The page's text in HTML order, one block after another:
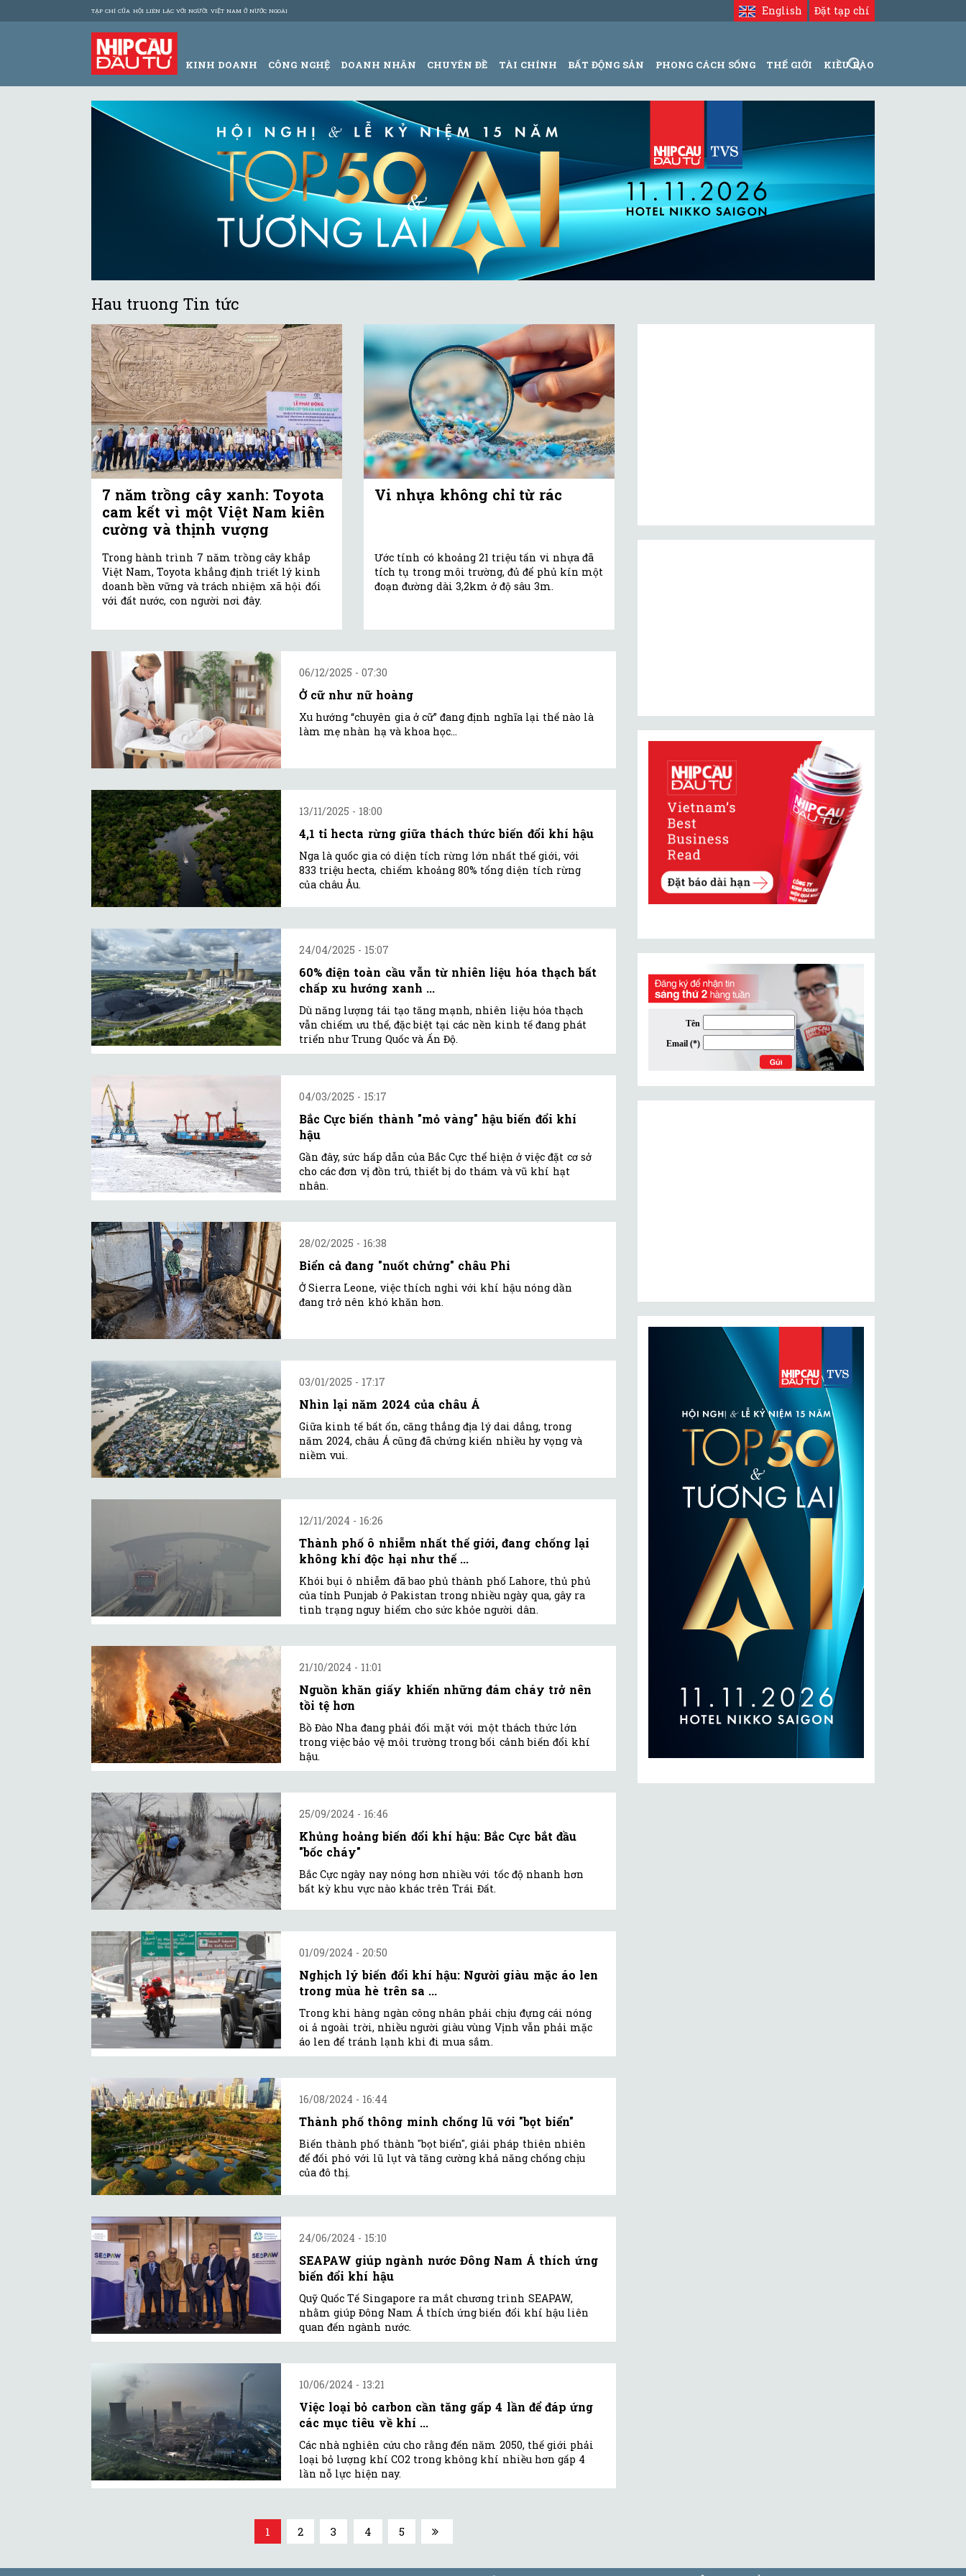
TẠP CHÍ CỦA HỘI LIÊN LẠC VỚI NGƯỜI VIỆT NAM Ở NƯỚC NGOÀI Đặt tạp chí
English
KINH DOANH CÔNG NGHỆ DOANH NHÂN CHUYÊN ĐỀ TÀI CHÍNH BẤT ĐỘNG SẢN PHONG CÁCH SỐNG THẾ GIỚI KIỀU BÀO
Hau truong Tin tức
7 năm trồng cây xanh: Toyota
cam kết vì một Việt Nam kiên
cường và thịnh vượng
Trong hành trình 7 năm trồng cây khắp
Việt Nam, Toyota khẳng định triết lý kinh
doanh bền vững và trách nhiệm xã hội đối
với đất nước, con người nơi đây.
Vi nhựa không chỉ từ rác
Ước tính có khoảng 21 triệu tấn vi nhựa đã
tích tụ trong môi trường, đủ để phủ kín một
đoạn đường dài 3,2km ở độ sâu 3m.
06/12/2025 - 07:30
Ở cữ như nữ hoàng
Xu hướng “chuyên gia ở cữ” đang định nghĩa lại thế nào là
làm mẹ nhàn hạ và khoa học...
13/11/2025 - 18:00
4,1 tỉ hecta rừng giữa thách thức biến đổi khí hậu
Nga là quốc gia có diện tích rừng lớn nhất thế giới, với
833 triệu hecta, chiếm khoảng 80% tổng diện tích rừng
của châu Âu.
24/04/2025 - 15:07
60% điện toàn cầu vẫn từ nhiên liệu hóa thạch bất
chấp xu hướng xanh ...
Dù năng lượng tái tạo tăng mạnh, nhiên liệu hóa thạch
vẫn chiếm ưu thế, đặc biệt tại các nền kinh tế đang phát
triển như Trung Quốc và Ấn Độ.
04/03/2025 - 15:17
Bắc Cực biến thành "mỏ vàng" hậu biến đổi khí
hậu
Gần đây, sức hấp dẫn của Bắc Cực thể hiện ở việc đặt cơ sở
cho các đơn vị đồn trú, thiết bị do thám và vũ khí hạt
nhân.
28/02/2025 - 16:38
Biển cả đang "nuốt chửng" châu Phi
Ở Sierra Leone, việc thích nghi với khí hậu nóng dần
đang trở nên khó khăn hơn.
03/01/2025 - 17:17
Nhìn lại năm 2024 của châu Á
Giữa kinh tế bất ổn, căng thẳng địa lý dai dẳng, trong
năm 2024, châu Á cũng đã chứng kiến nhiều hy vọng và
niềm vui.
12/11/2024 - 16:26
Thành phố ô nhiễm nhất thế giới, đang chống lại
không khí độc hại như thế ...
Khói bụi ô nhiễm đã bao phủ thành phố Lahore, thủ phủ
của tỉnh Punjab ở Pakistan trong nhiều ngày qua, gây ra
tình trạng nguy hiểm cho sức khỏe người dân.
21/10/2024 - 11:01
Nguồn khăn giấy khiến những đám cháy trở nên
tồi tệ hơn
Bồ Đào Nha đang phải đối mặt với một thách thức lớn
trong việc bảo vệ môi trường trong bối cảnh biến đổi khí
hậu.
25/09/2024 - 16:46
Khủng hoảng biến đổi khí hậu: Bắc Cực bắt đầu
"bốc cháy"
Bắc Cực ngày nay nóng hơn nhiều với tốc độ nhanh hơn
bất kỳ khu vực nào khác trên Trái Đất.
01/09/2024 - 20:50
Nghịch lý biến đổi khí hậu: Người giàu mặc áo len
trong mùa hè trên sa ...
Trong khi hàng ngàn công nhân phải chịu đựng cái nóng
oi ả ngoài trời, nhiều người giàu vùng Vịnh vẫn phải mặc
áo len để tránh lạnh khi đi mua sắm.
16/08/2024 - 16:44
Thành phố thông minh chống lũ với "bọt biển"
Biến thành phố thành "bọt biển", giải pháp thiên nhiên
để đối phó với lũ lụt và tăng cường khả năng chống chịu
của đô thị.
24/06/2024 - 15:10
SEAPAW giúp ngành nước Đông Nam Á thích ứng
biến đổi khí hậu
Quỹ Quốc Tế Singapore ra mắt chương trình SEAPAW,
nhằm giúp Đông Nam Á thích ứng biến đổi khí hậu liên
quan đến ngành nước.
10/06/2024 - 13:21
Việc loại bỏ carbon cần tăng gấp 4 lần để đáp ứng
các mục tiêu về khí ...
Các nhà nghiên cứu cho rằng đến năm 2050, thế giới phải
loại bỏ lượng khí CO2 trong không khí nhiều hơn gấp 4
lần nỗ lực hiện nay.
1 2 3 4 5